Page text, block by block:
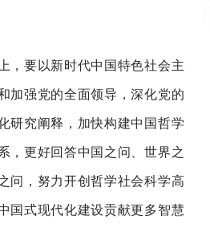
，要以新时代中国特色社会主
加强党的全面领导，深化党的
研究阐释，加快构建中国哲学
，更好回答中国之问、世界之
问，努力开创哲学社会科学高
国式现代化建设贡献更多智慧